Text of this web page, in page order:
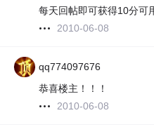
每天回帖即可获得10分可
2010-06-08
qq774097676
恭喜楼主！！！
2010-06-08